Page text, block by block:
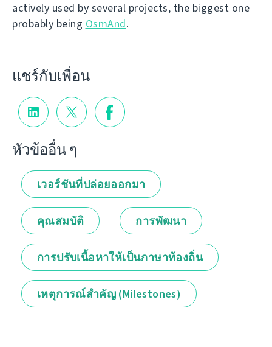
actively used by several projects, the biggest one
probably being OsmAnd.
แชร์กับเพื่อน
หัวข้ออื่น ๆ
เวอร์ชันที่ปล่อยออกมา
คุณสมบัติ การพัฒนา
การปรับเนื้อหาให้เป็นภาษาท้องถิ่น
เหตุการณ์สำคัญ (Milestones)